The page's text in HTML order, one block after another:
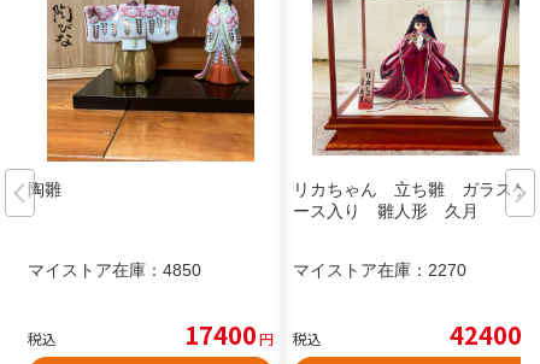
陶雛
マイストア在庫： 4850
税込 17400円
リカちゃん 立ち雛 ガラスケ
ース入り 雛人形 久月
マイストア在庫： 2270
税込 42400